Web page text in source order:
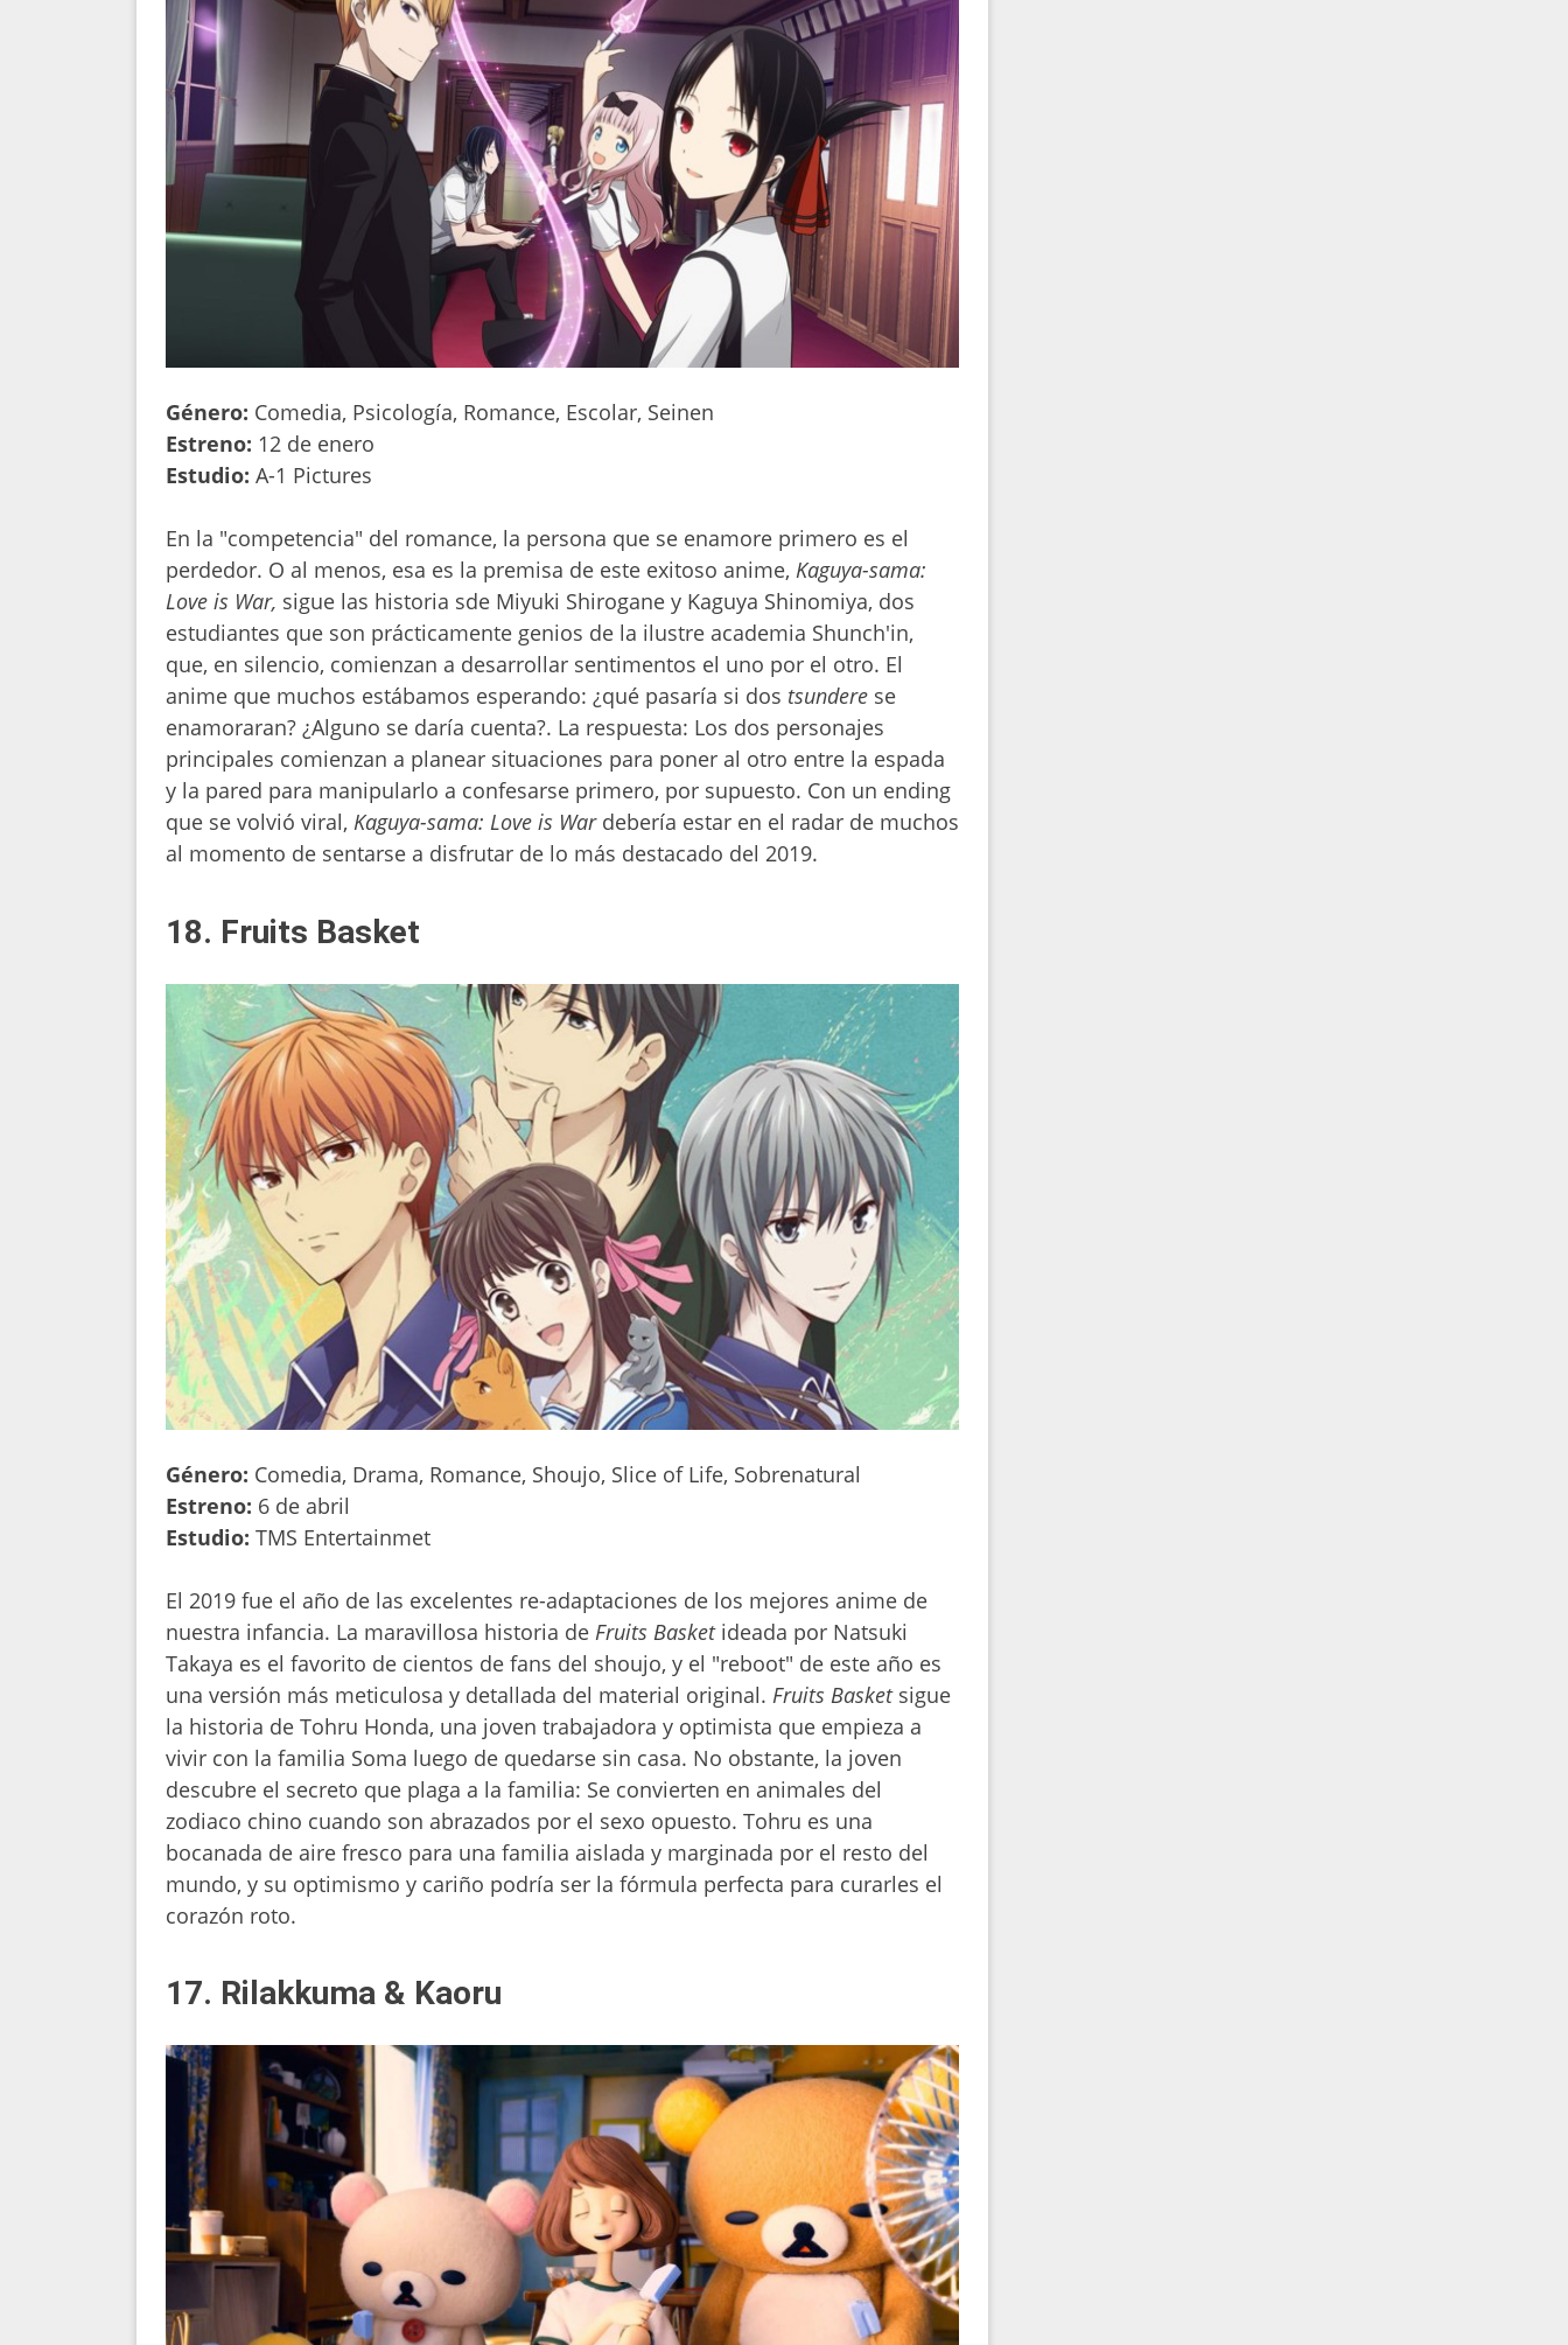
Género: Comedia, Psicología, Romance, Escolar, Seinen
Estreno: 12 de enero
Estudio: A-1 Pictures
En la "competencia" del romance, la persona que se enamore primero es el
perdedor. O al menos, esa es la premisa de este exitoso anime, Kaguya-sama:
Love is War, sigue las historia sde Miyuki Shirogane y Kaguya Shinomiya, dos
estudiantes que son prácticamente genios de la ilustre academia Shunch'in,
que, en silencio, comienzan a desarrollar sentimentos el uno por el otro. El
anime que muchos estábamos esperando: ¿qué pasaría si dos tsundere se
enamoraran? ¿Alguno se daría cuenta?. La respuesta: Los dos personajes
principales comienzan a planear situaciones para poner al otro entre la espada
y la pared para manipularlo a confesarse primero, por supuesto. Con un ending
que se volvió viral, Kaguya-sama: Love is Wardebería estar en el radar de muchos
al momento de sentarse a disfrutar de lo más destacado del 2019.
18. Fruits Basket
Género: Comedia, Drama, Romance, Shoujo, Slice of Life, Sobrenatural
Estreno: 6 de abril
Estudio: TMS Entertainmet
El 2019 fue el año de las excelentes re-adaptaciones de los mejores anime de
nuestra infancia. La maravillosa historia de Fruits Basketideada por Natsuki
Takaya es el favorito de cientos de fans del shoujo, y el "reboot" de este año es
una versión más meticulosa y detallada del material original. Fruits Basketsigue
la historia de Tohru Honda, una joven trabajadora y optimista que empieza a
vivir con la familia Soma luego de quedarse sin casa. No obstante, la joven
descubre el secreto que plaga a la familia: Se convierten en animales del
zodiaco chino cuando son abrazados por el sexo opuesto. Tohru es una
bocanada de aire fresco para una familia aislada y marginada por el resto del
mundo, y su optimismo y cariño podría ser la fórmula perfecta para curarles el
corazón roto.
17. Rilakkuma & Kaoru